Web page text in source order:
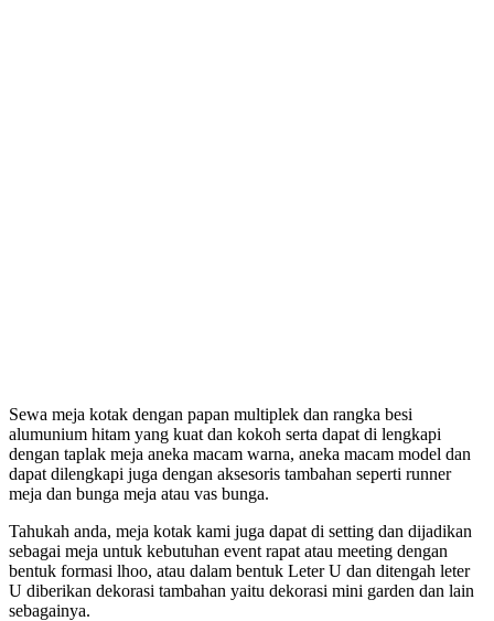
Sewa meja kotak dengan papan multiplek dan rangka besi
alumunium hitam yang kuat dan kokoh serta dapat di lengkapi
dengan taplak meja aneka macam warna, aneka macam model dan
dapat dilengkapi juga dengan aksesoris tambahan seperti runner
meja dan bunga meja atau vas bunga.
Tahukah anda, meja kotak kami juga dapat di setting dan dijadikan
sebagai meja untuk kebutuhan event rapat atau meeting dengan
bentuk formasi lhoo, atau dalam bentuk Leter U dan ditengah leter
U diberikan dekorasi tambahan yaitu dekorasi mini garden dan lain
sebagainya.